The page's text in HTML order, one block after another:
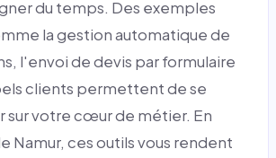
du temps. Des exemples
la gestion automatique de
l'envoi de devis par formulaire
clients permettent de se
sur votre cœur de métier. En
Namur, ces outils vous rendent